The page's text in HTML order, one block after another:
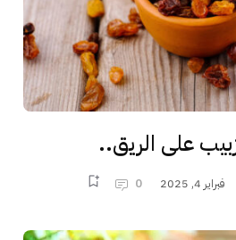
على الريق..
فبراير 4, 2025 0